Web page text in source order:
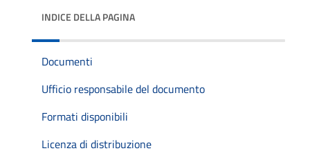
INDICE DELLA PAGINA
Documenti
Ufficio responsabile del documento
Formati disponibili
Licenza di distribuzione